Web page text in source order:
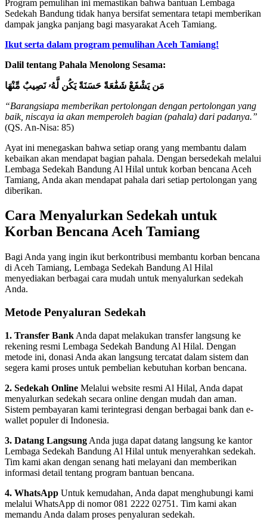
Program pemulihan ini memastikan bahwa bantuan Lembaga
Sedekah Bandung tidak hanya bersifat sementara tetapi memberikan
dampak jangka panjang bagi masyarakat Aceh Tamiang.
Ikut serta dalam program pemulihan Aceh Tamiang!
Dalil tentang Pahala Menolong Sesama:
مَن يَشْفَعْ شَفَٰعَةً حَسَنَةً يَكُن لَّهُۥ نَصِيبٌ مِّنْهَا
“Barangsiapa memberikan pertolongan dengan pertolongan yang
baik, niscaya ia akan memperoleh bagian (pahala) dari padanya.”
(QS. An-Nisa: 85)
Ayat ini menegaskan bahwa setiap orang yang membantu dalam
kebaikan akan mendapat bagian pahala. Dengan bersedekah melalui
Lembaga Sedekah Bandung Al Hilal untuk korban bencana Aceh
Tamiang, Anda akan mendapat pahala dari setiap pertolongan yang
diberikan.
Cara Menyalurkan Sedekah untuk
Korban Bencana Aceh Tamiang
Bagi Anda yang ingin ikut berkontribusi membantu korban bencana
di Aceh Tamiang, Lembaga Sedekah Bandung Al Hilal
menyediakan berbagai cara mudah untuk menyalurkan sedekah
Anda.
Metode Penyaluran Sedekah
1. Transfer Bank Anda dapat melakukan transfer langsung ke
rekening resmi Lembaga Sedekah Bandung Al Hilal. Dengan
metode ini, donasi Anda akan langsung tercatat dalam sistem dan
segera kami proses untuk pembelian kebutuhan korban bencana.
2. Sedekah Online Melalui website resmi Al Hilal, Anda dapat
menyalurkan sedekah secara online dengan mudah dan aman.
Sistem pembayaran kami terintegrasi dengan berbagai bank dan e-
wallet populer di Indonesia.
3. Datang Langsung Anda juga dapat datang langsung ke kantor
Lembaga Sedekah Bandung Al Hilal untuk menyerahkan sedekah.
Tim kami akan dengan senang hati melayani dan memberikan
informasi detail tentang program bantuan bencana.
4. WhatsApp Untuk kemudahan, Anda dapat menghubungi kami
melalui WhatsApp di nomor 081 2222 02751. Tim kami akan
memandu Anda dalam proses penyaluran sedekah.